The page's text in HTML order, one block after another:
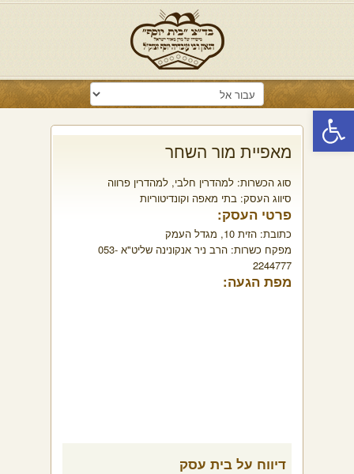
פתח סרגל נגישות
מאפיית מור השחר
סוג הכשרות: למהדרין חלבי, למהדרין פרווה
סיווג העסק: בתי מאפה וקונדיטוריות
פרטי העסק:
כתובת: הזית 10, מגדל העמק
מפקח כשרות:
הרב ניר אנקונינה שליט"א 053-
2244777
מפת הגעה:
דיווח על בית עסק